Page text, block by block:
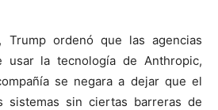
Trump ordenó que las agencias
usar la tecnología de Anthropic,
se negara a dejar que el
sistemas sin ciertas barreras de